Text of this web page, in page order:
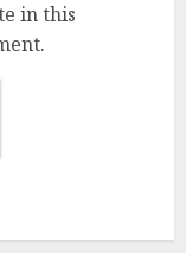
in this